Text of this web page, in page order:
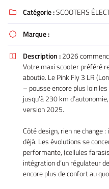
Vélos
– Scooters
location
 Catégorie :SCOOTERS
 Marque :
 Description :2026
Votre maxi scooter préféré
aboutie. Le Pink Fly 3 LR
– pousse encore plus loin
jusqu’à 230 km
version 2025.
Côté design, rien ne change
déjà. Les évolutions se
performante, (cellules
intégration d’un régulateur
encore plus de confort au